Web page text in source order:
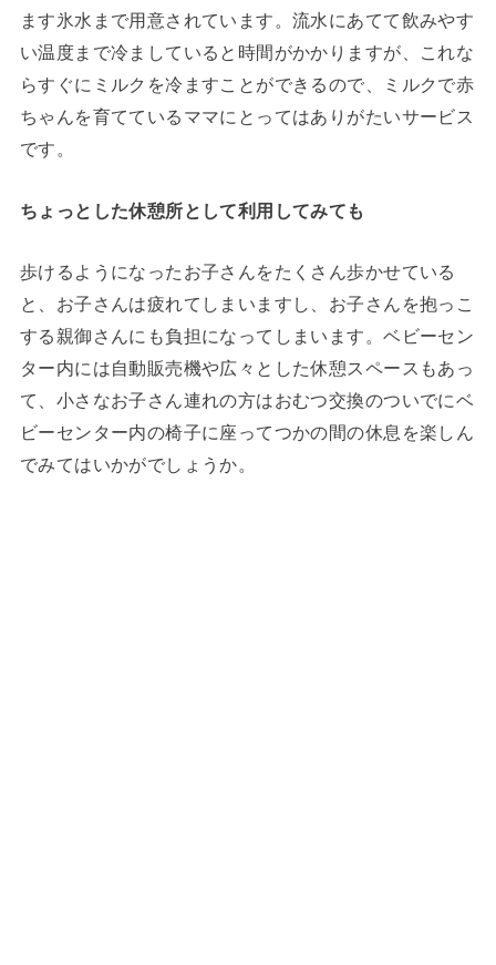
ます氷水まで用意されています。流水にあてて飲みやす
い温度まで冷ましていると時間がかかりますが、これな
らすぐにミルクを冷ますことができるので、ミルクで赤
ちゃんを育てているママにとってはありがたいサービス
です。
ちょっとした休憩所として利用してみても
歩けるようになったお子さんをたくさん歩かせている
と、お子さんは疲れてしまいますし、お子さんを抱っこ
する親御さんにも負担になってしまいます。ベビーセン
ター内には自動販売機や広々とした休憩スペースもあっ
て、小さなお子さん連れの方はおむつ交換のついでにベ
ビーセンター内の椅子に座ってつかの間の休息を楽しん
でみてはいかがでしょうか。